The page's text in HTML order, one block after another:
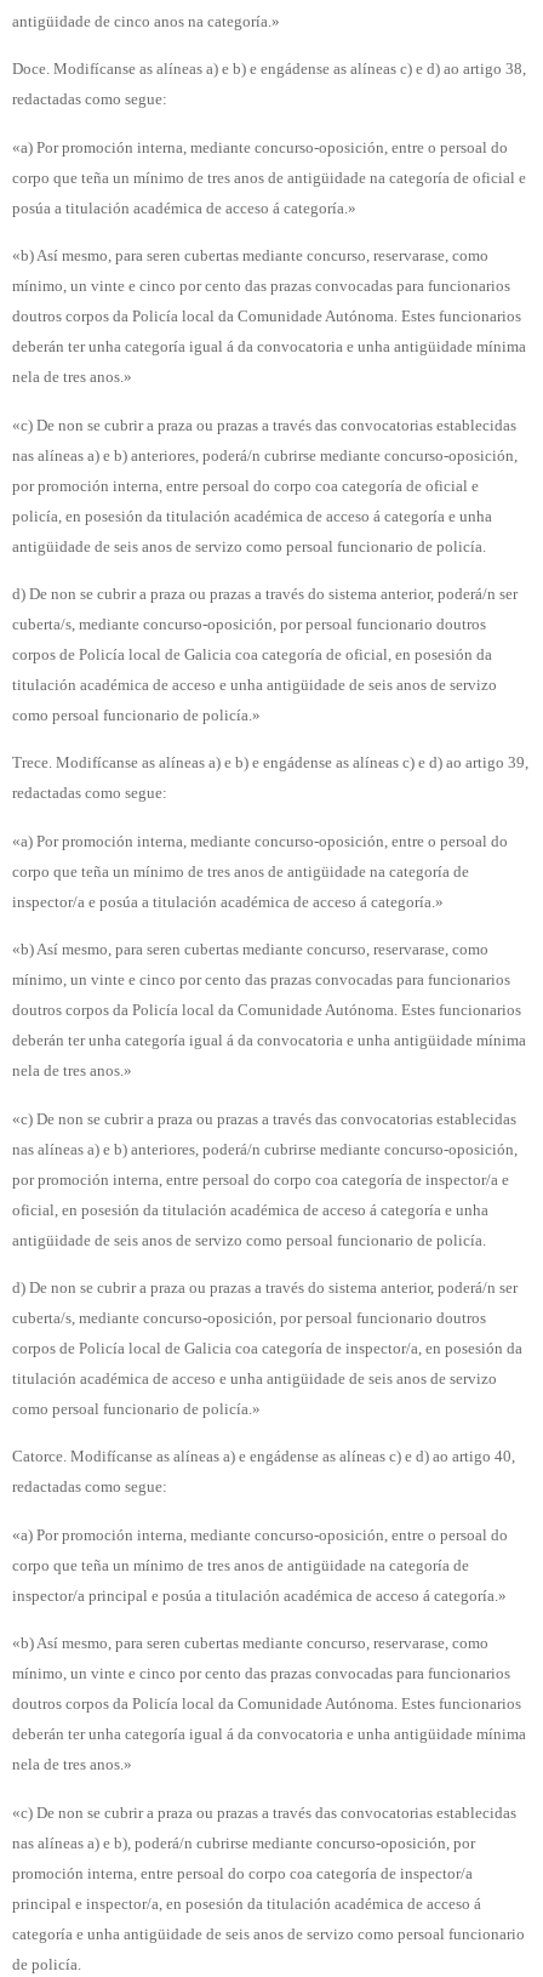
antigüidade de cinco anos na categoría.»
Doce. Modifícanse as alíneas a) e b) e engádense as alíneas c) e d) ao artigo 38,
redactadas como segue:
«a) Por promoción interna, mediante concurso-oposición, entre o persoal do
corpo que teña un mínimo de tres anos de antigüidade na categoría de oficial e
posúa a titulación académica de acceso á categoría.»
«b) Así mesmo, para seren cubertas mediante concurso, reservarase, como
mínimo, un vinte e cinco por cento das prazas convocadas para funcionarios
doutros corpos da Policía local da Comunidade Autónoma. Estes funcionarios
deberán ter unha categoría igual á da convocatoria e unha antigüidade mínima
nela de tres anos.»
«c) De non se cubrir a praza ou prazas a través das convocatorias establecidas
nas alíneas a) e b) anteriores, poderá/n cubrirse mediante concurso-oposición,
por promoción interna, entre persoal do corpo coa categoría de oficial e
policía, en posesión da titulación académica de acceso á categoría e unha
antigüidade de seis anos de servizo como persoal funcionario de policía.
d) De non se cubrir a praza ou prazas a través do sistema anterior, poderá/n ser
cuberta/s, mediante concurso-oposición, por persoal funcionario doutros
corpos de Policía local de Galicia coa categoría de oficial, en posesión da
titulación académica de acceso e unha antigüidade de seis anos de servizo
como persoal funcionario de policía.»
Trece. Modifícanse as alíneas a) e b) e engádense as alíneas c) e d) ao artigo 39,
redactadas como segue:
«a) Por promoción interna, mediante concurso-oposición, entre o persoal do
corpo que teña un mínimo de tres anos de antigüidade na categoría de
inspector/a e posúa a titulación académica de acceso á categoría.»
«b) Así mesmo, para seren cubertas mediante concurso, reservarase, como
mínimo, un vinte e cinco por cento das prazas convocadas para funcionarios
doutros corpos da Policía local da Comunidade Autónoma. Estes funcionarios
deberán ter unha categoría igual á da convocatoria e unha antigüidade mínima
nela de tres anos.»
«c) De non se cubrir a praza ou prazas a través das convocatorias establecidas
nas alíneas a) e b) anteriores, poderá/n cubrirse mediante concurso-oposición,
por promoción interna, entre persoal do corpo coa categoría de inspector/a e
oficial, en posesión da titulación académica de acceso á categoría e unha
antigüidade de seis anos de servizo como persoal funcionario de policía.
d) De non se cubrir a praza ou prazas a través do sistema anterior, poderá/n ser
cuberta/s, mediante concurso-oposición, por persoal funcionario doutros
corpos de Policía local de Galicia coa categoría de inspector/a, en posesión da
titulación académica de acceso e unha antigüidade de seis anos de servizo
como persoal funcionario de policía.»
Catorce. Modifícanse as alíneas a) e engádense as alíneas c) e d) ao artigo 40,
redactadas como segue:
«a) Por promoción interna, mediante concurso-oposición, entre o persoal do
corpo que teña un mínimo de tres anos de antigüidade na categoría de
inspector/a principal e posúa a titulación académica de acceso á categoría.»
«b) Así mesmo, para seren cubertas mediante concurso, reservarase, como
mínimo, un vinte e cinco por cento das prazas convocadas para funcionarios
doutros corpos da Policía local da Comunidade Autónoma. Estes funcionarios
deberán ter unha categoría igual á da convocatoria e unha antigüidade mínima
nela de tres anos.»
«c) De non se cubrir a praza ou prazas a través das convocatorias establecidas
nas alíneas a) e b), poderá/n cubrirse mediante concurso-oposición, por
promoción interna, entre persoal do corpo coa categoría de inspector/a
principal e inspector/a, en posesión da titulación académica de acceso á
categoría e unha antigüidade de seis anos de servizo como persoal funcionario
de policía.